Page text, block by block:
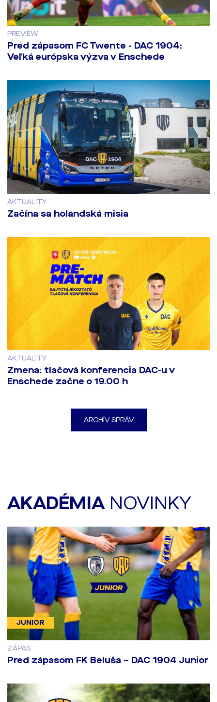
PREVIEW
Pred zápasom FC Twente - DAC 1904:
Veľká európska výzva v Enschede
AKTUALITY
Začína sa holandská misia
AKTUALITY
Zmena: tlačová konferencia DAC-u v
Enschede začne o 19.00 h
ARCHÍV SPRÁV
AKADÉMIANOVINKY
JUNIOR
ZÁPAS
Pred zápasom FK Beluša – DAC 1904 Junior